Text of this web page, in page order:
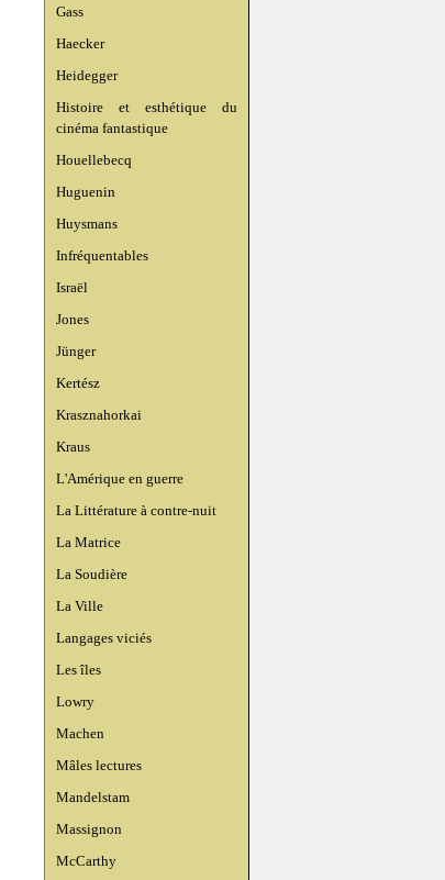
Gass
Haecker
Heidegger
Histoire et esthétique du
cinéma fantastique
Houellebecq
Huguenin
Huysmans
Infréquentables
Israël
Jones
Jünger
Kertész
Krasznahorkai
Kraus
L'Amérique en guerre
La Littérature à contre-nuit
La Matrice
La Soudière
La Ville
Langages viciés
Les îles
Lowry
Machen
Mâles lectures
Mandelstam
Massignon
McCarthy